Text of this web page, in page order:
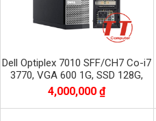
Dell Optiplex 7010 SFF/CH7 Co-i7
3770, VGA 600 1G, SSD 128G,
Dram3 8Gb, HDD 500G
4,000,000 ₫